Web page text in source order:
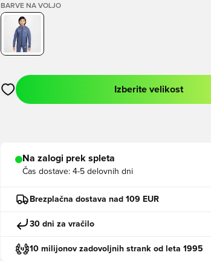
BARVE NA VOLJO
Odpre Modal za prijavo ali vpis kot član
Izberite velikost
Na zalogi prek spleta
Čas dostave: 4-5 delovnih dni
Brezplačna dostava nad 109 EUR
30 dni za vračilo
10 milijonov zadovoljnih strank od leta 1995